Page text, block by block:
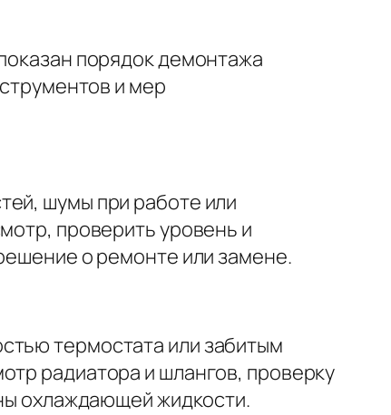
порядок демонтажа
и мер
шумы при работе или
проверить уровень и
о ремонте или замене.
термостата или забитым
радиатора и шлангов, проверку
охлаждающей жидкости.